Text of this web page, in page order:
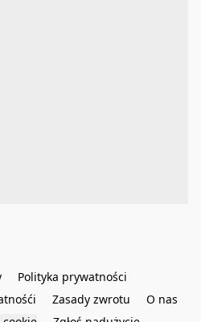
Polityka prywatności
Zasady zwrotu
O nas